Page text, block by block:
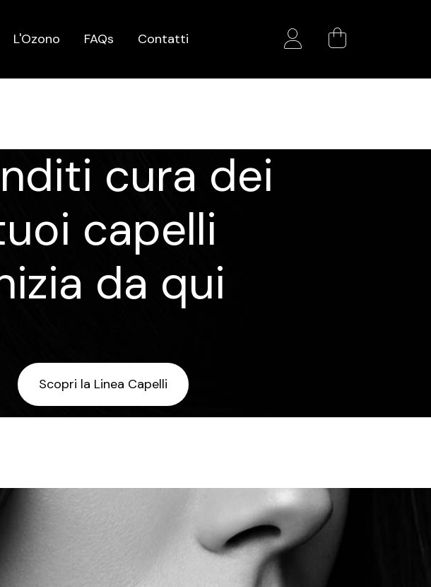
L'Ozono FAQs Contatti
Account
cura dei
capelli
da qui
Scopri la Linea Capelli